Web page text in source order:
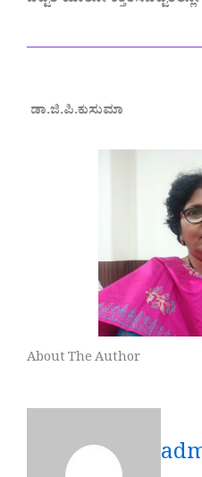
ಡಾ.ಜಿ.ಪಿ.ಕುಸುಮಾ
About The Author